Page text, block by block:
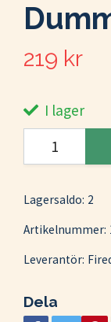
219 kr
I lager
Lagersaldo: 2
Artikelnummer:
Leverantör:
Dela